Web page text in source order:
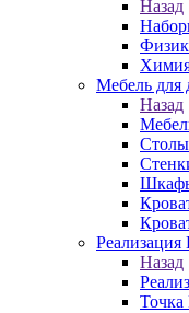
Назад
Мебель для
Назад
Столы
Назад
Точка